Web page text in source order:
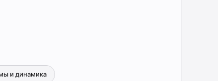
и динамика